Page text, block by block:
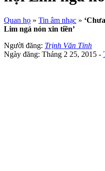
Quan họ » Tin âm nhạc »
Lim ngả nón xin tiền’
Người đăng: Trịnh Văn Tỉnh
Ngày đăng: Tháng 2 25, 2015 -